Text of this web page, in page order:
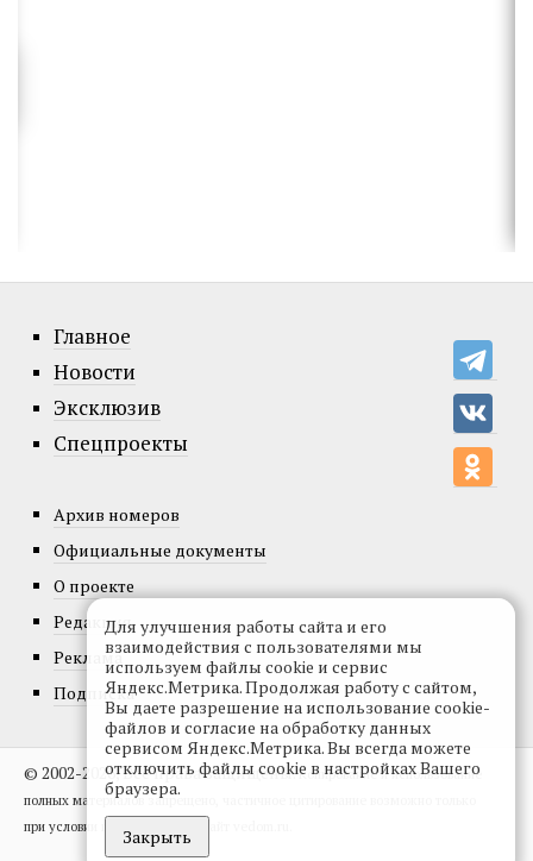
Главное
Новости
Эксклюзив
Спецпроекты
Архив номеров
Официальные документы
О проекте
Редакция
Реклама
Подписка
© 2002-2026, Все права защищены.Копирование и использование
полных материалов запрещено, частичное цитирование возможно только
при условии гиперссылки на сайт vedom.ru.
Для улучшения работы сайта и его
взаимодействия с пользователями мы
используем файлы cookie и сервис
Яндекс.Метрика. Продолжая работу с сайтом,
Вы даете разрешение на использование cookie-
файлов и согласие на обработку данных
сервисом Яндекс.Метрика. Вы всегда можете
отключить файлы cookie в настройках Вашего
браузера.
Закрыть